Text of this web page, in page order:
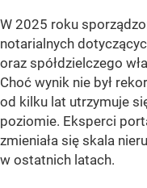
W 2025 roku
notarialnych
oraz spółdzielczego
Choć wynik nie był
od kilku lat utrzymuje
poziomie. Eksperci
zmieniała się skala
w ostatnich latach.